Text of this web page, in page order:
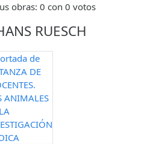
obras: 0 con 0 votos
RUESCH